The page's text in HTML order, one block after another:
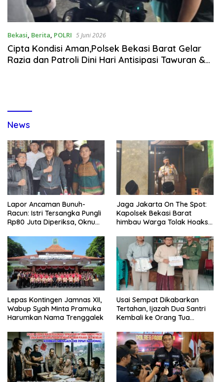
Bekasi, Berita, POLRI 5 Juni 2026
Cipta Kondisi Aman,Polsek Bekasi Barat Gelar
Razia dan Patroli Dini Hari Antisipasi Tawuran &
News
Lapor Ancaman Bunuh-
Racun: Istri Tersangka Pungli
Rp80 Juta Diperiksa, Oknum
Disdagperin
Jaga Jakarta On The Spot:
Kapolsek Bekasi Barat
himbau Warga Tolak Hoaks
Sholat Jumat
Lepas Kontingen Jamnas XII,
Wabup Syah Minta Pramuka
Harumkan Nama Trenggalek
Usai Sempat Dikabarkan
Tertahan, Ijazah Dua Santri
Kembali ke Orang Tua